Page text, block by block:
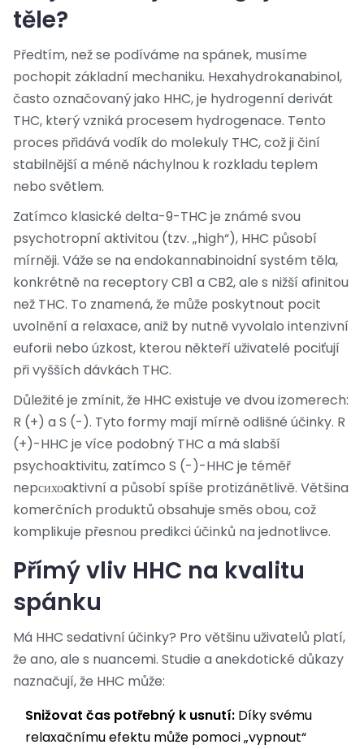
těle?
Předtím, než se podíváme na spánek, musíme
pochopit základní mechaniku. Hexahydrokanabinol,
často označovaný jako HHC, je hydrogenní derivát
THC, který vzniká procesem hydrogenace. Tento
proces přidává vodík do molekuly THC, což ji činí
stabilnější a méně náchylnou k rozkladu teplem
nebo světlem.
Zatímco klasické delta-9-THC je známé svou
psychotropní aktivitou (tzv. „high“), HHC působí
mírněji. Váže se na endokannabinoidní systém těla,
konkrétně na receptory CB1 a CB2, ale s nižší afinitou
než THC. To znamená, že může poskytnout pocit
uvolnění a relaxace, aniž by nutně vyvolalo intenzivní
euforii nebo úzkost, kterou někteří uživatelé pociťují
při vyšších dávkách THC.
Důležité je zmínit, že HHC existuje ve dvou izomerech:
R (+) a S (-). Tyto formy mají mírně odlišné účinky. R
(+)-HHC je více podobný THC a má slabší
psychoaktivitu, zatímco S (-)-HHC je téměř
nepсихоaktivní a působí spíše protizánětlivě. Většina
komerčních produktů obsahuje směs obou, což
komplikuje přesnou predikci účinků na jednotlivce.
Přímý vliv HHC na kvalitu
spánku
Má HHC sedativní účinky? Pro většinu uživatelů platí,
že ano, ale s nuancemi. Studie a anekdotické důkazy
naznačují, že HHC může:
Snižovat čas potřebný k usnutí: Díky svému
relaxačnímu efektu může pomoci „vypnout“